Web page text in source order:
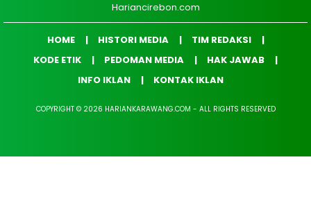
Hariancirebon.com
HOME HISTORI MEDIA
TIM REDAKSI
KODE ETIK
PEDOMAN MEDIA
HAK JAWAB
INFO IKLAN
KONTAK IKLAN
COPYRIGHT © 2026 HARIANKARAWANG.COM - ALL RIGHTS RESERVED